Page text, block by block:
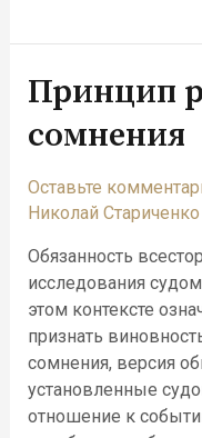
Принцип
сомнения
Оставьте
Николай Стариченко
Обязанность
исследования
этом контексте
признать
сомнения, версия
установленные
отношение к
Принцип
разумного
сомнения